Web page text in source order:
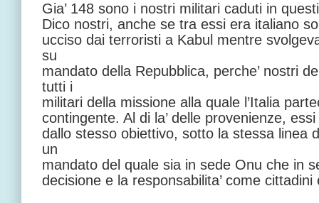
Gia’ 148 sono i nostri militari caduti in
Dico nostri, anche se tra essi era italiano
ucciso dai terroristi a Kabul mentre
su
mandato della Repubblica, perche’ nostri
tutti i
militari della missione alla quale l’Italia
contingente. Al di la’ delle provenienze,
dallo stesso obiettivo, sotto la stessa linea
un
mandato del quale sia in sede Onu che in
decisione e la responsabilita’ come